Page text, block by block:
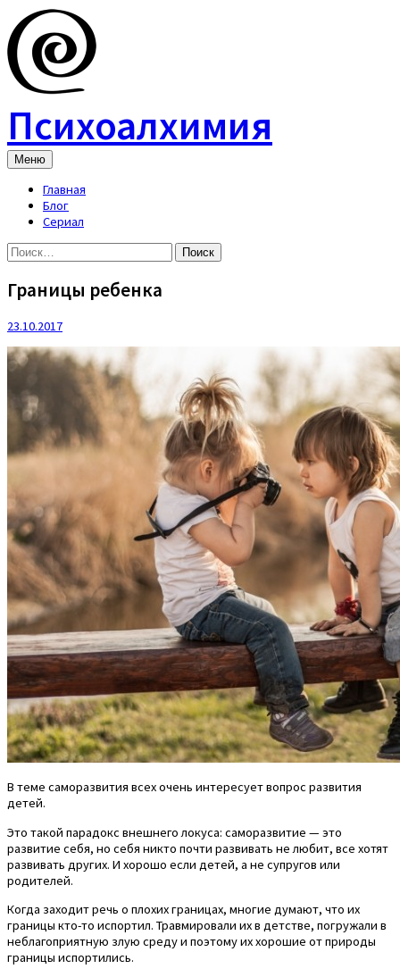
Skip
to
content
Психоалхимия
Меню
Главная
Блог
Сериал
Найти:
Границы ребенка
23.10.2017
В теме саморазвития всех очень интересует вопрос развития
детей.
Это такой парадокс внешнего локуса: саморазвитие — это
развитие себя, но себя никто почти развивать не любит, все хотят
развивать других. И хорошо если детей, а не супругов или
родителей.
Когда заходит речь о плохих границах, многие думают, что их
границы кто-то испортил. Травмировали их в детстве, погружали в
неблагоприятную злую среду и поэтому их хорошие от природы
границы испортились.